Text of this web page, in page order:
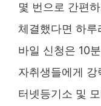
몇 번으로 간편
체결했다면 하
바일 신청은 10
자취생들에게
터넷등기소 및